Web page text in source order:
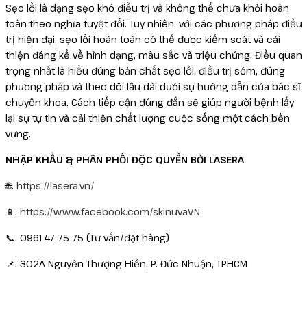
Sẹo lồi là dạng sẹo khó điều trị và không thể chữa khỏi hoàn
toàn theo nghĩa tuyệt đối. Tuy nhiên, với các phương pháp điều
trị hiện đại, sẹo lồi hoàn toàn có thể được kiểm soát và cải
thiện đáng kể về hình dạng, màu sắc và triệu chứng. Điều quan
trọng nhất là hiểu đúng bản chất sẹo lồi, điều trị sớm, đúng
phương pháp và theo dõi lâu dài dưới sự hướng dẫn của bác sĩ
chuyên khoa. Cách tiếp cận đúng đắn sẽ giúp người bệnh lấy
lại sự tự tin và cải thiện chất lượng cuộc sống một cách bền
vững.
NHẬP KHẨU & PHÂN PHỐI ĐỘC QUYỀN BỞI LASERA
🌐: https://lasera.vn/
📱: https://www.facebook.com/skinuvaVN
📞: 0961 47 75 75 (Tư vấn/đặt hàng)
📌: 302A Nguyễn Thượng Hiền, P. Đức Nhuận, TPHCM